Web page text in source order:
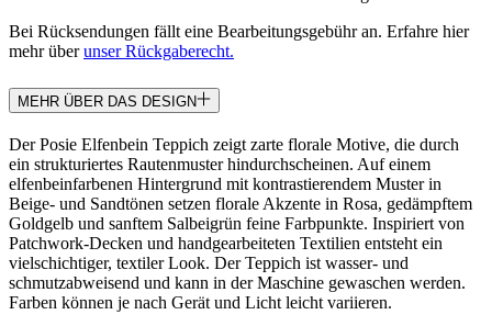
Bei Rücksendungen fällt eine Bearbeitungsgebühr an. Erfahre hier
mehr überunser Rückgaberecht.
MEHR ÜBER DAS DESIGN
Der Posie Elfenbein Teppich zeigt zarte florale Motive, die durch
ein strukturiertes Rautenmuster hindurchscheinen. Auf einem
elfenbeinfarbenen Hintergrund mit kontrastierendem Muster in
Beige- und Sandtönen setzen florale Akzente in Rosa, gedämpftem
Goldgelb und sanftem Salbeigrün feine Farbpunkte. Inspiriert von
Patchwork-Decken und handgearbeiteten Textilien entsteht ein
vielschichtiger, textiler Look. Der Teppich ist wasser- und
schmutzabweisend und kann in der Maschine gewaschen werden.
Farben können je nach Gerät und Licht leicht variieren.